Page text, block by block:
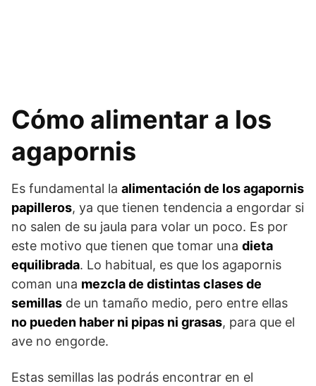
Cómo alimentar a los
agapornis
Es fundamental la alimentación de los agapornis
papilleros, ya que tienen tendencia a engordar si
no salen de su jaula para volar un poco. Es por
este motivo que tienen que tomar una dieta
equilibrada. Lo habitual, es que los agapornis
coman una mezcla de distintas clases de
semillas de un tamaño medio, pero entre ellas
no pueden haber ni pipas ni grasas, para que el
ave no engorde.
Estas semillas las podrás encontrar en el